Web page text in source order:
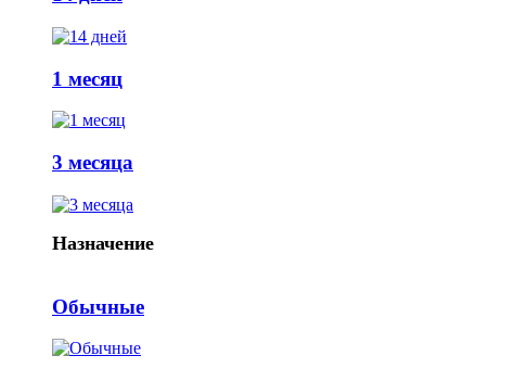
1 месяц
3 месяца
Назначение
Обычные